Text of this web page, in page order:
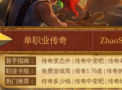
单职业传奇
新手指南： 传奇变态外 传奇中变吧 传奇
职业卡组：
免费游戏简 传奇1.76道 传奇
热门推荐：
传奇多少钱 传奇中变吧 传奇